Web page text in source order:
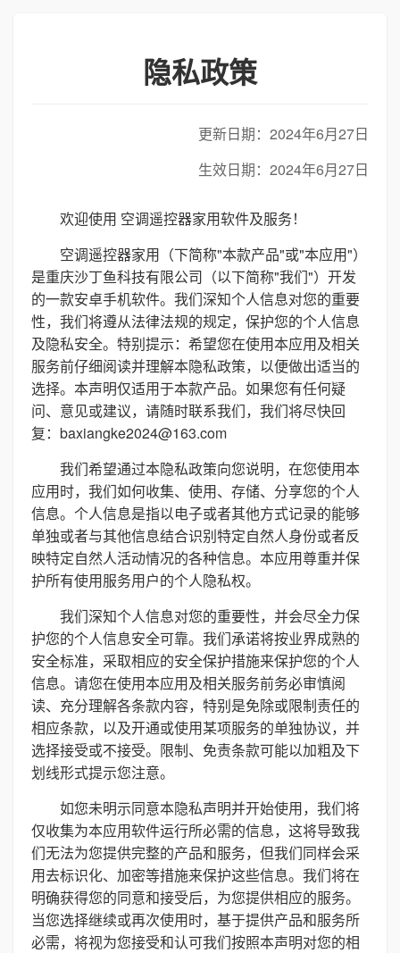
隐私政策
更新日期：2024年6月27日
生效日期：2024年6月27日
欢迎使用 空调遥控器家用软件及服务！
空调遥控器家用（下简称"本款产品"或"本应用"）
是重庆沙丁鱼科技有限公司（以下简称"我们"）开发
的一款安卓手机软件。我们深知个人信息对您的重要
性，我们将遵从法律法规的规定，保护您的个人信息
及隐私安全。特别提示：希望您在使用本应用及相关
服务前仔细阅读并理解本隐私政策，以便做出适当的
选择。本声明仅适用于本款产品。如果您有任何疑
问、意见或建议，请随时联系我们，我们将尽快回
复：baxiangke2024@163.com
我们希望通过本隐私政策向您说明，在您使用本
应用时，我们如何收集、使用、存储、分享您的个人
信息。个人信息是指以电子或者其他方式记录的能够
单独或者与其他信息结合识别特定自然人身份或者反
映特定自然人活动情况的各种信息。本应用尊重并保
护所有使用服务用户的个人隐私权。
我们深知个人信息对您的重要性，并会尽全力保
护您的个人信息安全可靠。我们承诺将按业界成熟的
安全标准，采取相应的安全保护措施来保护您的个人
信息。请您在使用本应用及相关服务前务必审慎阅
读、充分理解各条款内容，特别是免除或限制责任的
相应条款，以及开通或使用某项服务的单独协议，并
选择接受或不接受。限制、免责条款可能以加粗及下
划线形式提示您注意。
如您未明示同意本隐私声明并开始使用，我们将
仅收集为本应用软件运行所必需的信息，这将导致我
们无法为您提供完整的产品和服务，但我们同样会采
用去标识化、加密等措施来保护这些信息。我们将在
明确获得您的同意和接受后，为您提供相应的服务。
当您选择继续或再次使用时，基于提供产品和服务所
必需，将视为您接受和认可我们按照本声明对您的相